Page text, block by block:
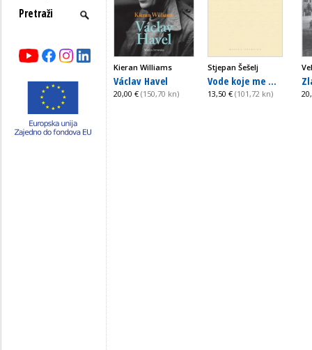
Kieran Williams
Václav Havel
20,00 € (150,70 kn)
Stjepan Šešelj
Vode koje me ...
13,50 € (101,72 kn)